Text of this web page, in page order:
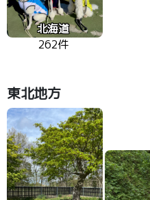
北海道
262件
東北地方